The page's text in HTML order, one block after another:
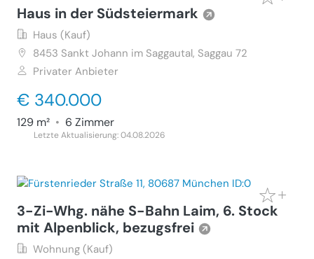
Haus in der Südsteiermark
Haus (Kauf)
8453 Sankt Johann im Saggautal, Saggau 72
Privater Anbieter
€ 340.000
129 m² • 6 Zimmer
Letzte Aktualisierung: 04.08.2026
3-Zi-Whg. nähe S-Bahn Laim, 6. Stock
mit Alpenblick, bezugsfrei
Wohnung (Kauf)